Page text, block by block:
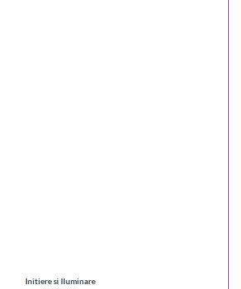
Initiere si Iluminare